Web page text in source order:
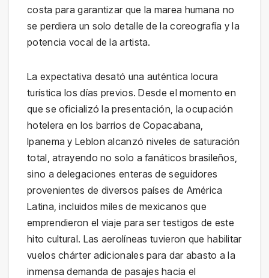
costa para garantizar que la marea humana no
se perdiera un solo detalle de la coreografía y la
potencia vocal de la artista.
La expectativa desató una auténtica locura
turística los días previos. Desde el momento en
que se oficializó la presentación, la ocupación
hotelera en los barrios de Copacabana,
Ipanema y Leblon alcanzó niveles de saturación
total, atrayendo no solo a fanáticos brasileños,
sino a delegaciones enteras de seguidores
provenientes de diversos países de América
Latina, incluidos miles de mexicanos que
emprendieron el viaje para ser testigos de este
hito cultural. Las aerolíneas tuvieron que habilitar
vuelos chárter adicionales para dar abasto a la
inmensa demanda de pasajes hacia el